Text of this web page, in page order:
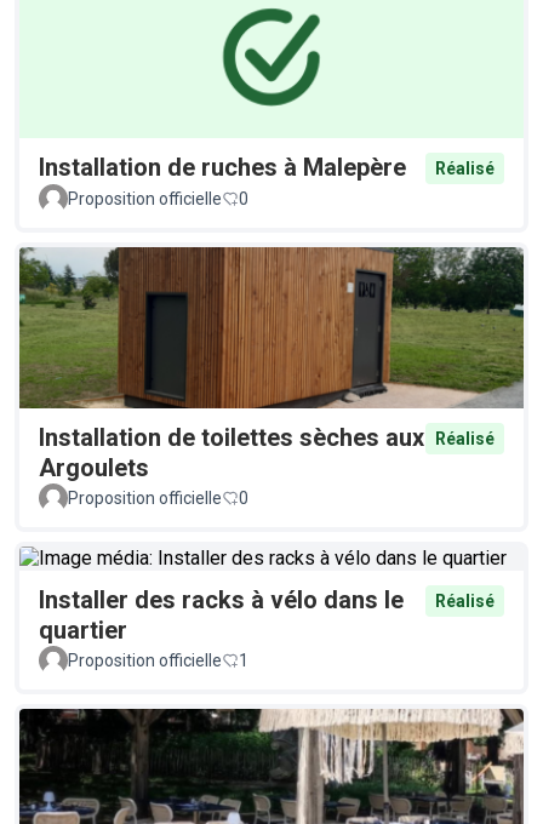
Installation de ruches à Malepère
Réalisé
Proposition officielle
0
Installation de toilettes sèches aux
Argoulets
Réalisé
Proposition officielle 0
Installer des racks à vélo dans le
quartier
Réalisé
Proposition officielle 1